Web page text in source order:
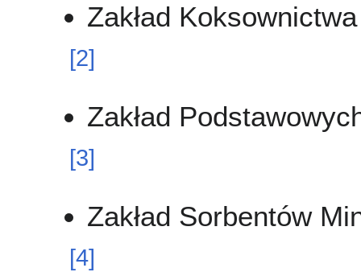
Zakład
[2]
Zakład
[3]
Zakład Sorbentów
[4]